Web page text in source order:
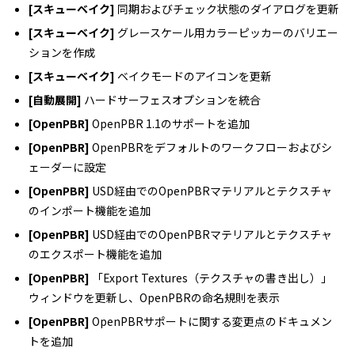
[スキューベイク] 同期およびチェック状態のダイアログを更新
[スキューベイク] グレースケール用カラーピッカーのバリエー
ションを作成
[スキューベイク] ベイクモードのアイコンを更新
[自動展開] ハードサーフェスオプションを統合
[OpenPBR] OpenPBR 1.1のサポートを追加
[OpenPBR] OpenPBRをデフォルトのワークフローおよびシ
ェーダーに設定
[OpenPBR] USD経由でのOpenPBRマテリアルとテクスチャ
のインポート機能を追加
[OpenPBR] USD経由でのOpenPBRマテリアルとテクスチャ
のエクスポート機能を追加
[OpenPBR] 「Export Textures（テクスチャの書き出し）」
ウィンドウを更新し、OpenPBRの命名規則を表示
[OpenPBR] OpenPBRサポートに関する変更点のドキュメン
トを追加